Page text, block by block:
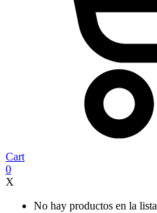
Cart
0
X
No hay productos en la lista